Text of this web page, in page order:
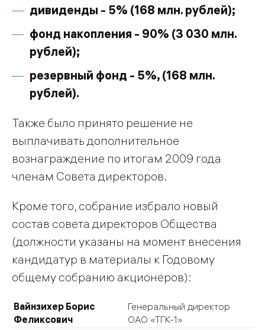
дивиденды - 5% (168 млн. рублей);
фонд накопления - 90% (3 030 млн.
рублей);
резервный фонд - 5%, (168 млн.
рублей).
Также было принято решение не
выплачивать дополнительное
вознаграждение по итогам 2009 года
членам Совета директоров.
Кроме того, собрание избрало новый
состав совета директоров Общества
(должности указаны на момент внесения
кандидатур в материалы к Годовому
общему собранию акционеров):
Вайнзихер Борис
Феликсович
Генеральный директор
ОАО «ТГК-1»